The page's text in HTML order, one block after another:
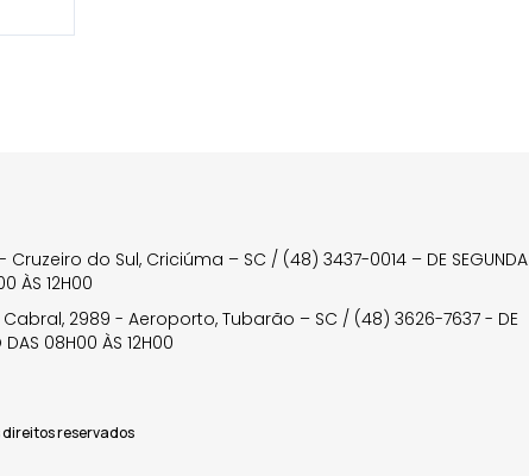
Cruzeiro do Sul, Criciúma – SC / (48) 3437-0014 – DE SEGUNDA
ÀS 12H00
2989 - Aeroporto, Tubarão – SC / (48) 3626-7637 - DE
DAS 08H00 ÀS 12H00
direitos reservados